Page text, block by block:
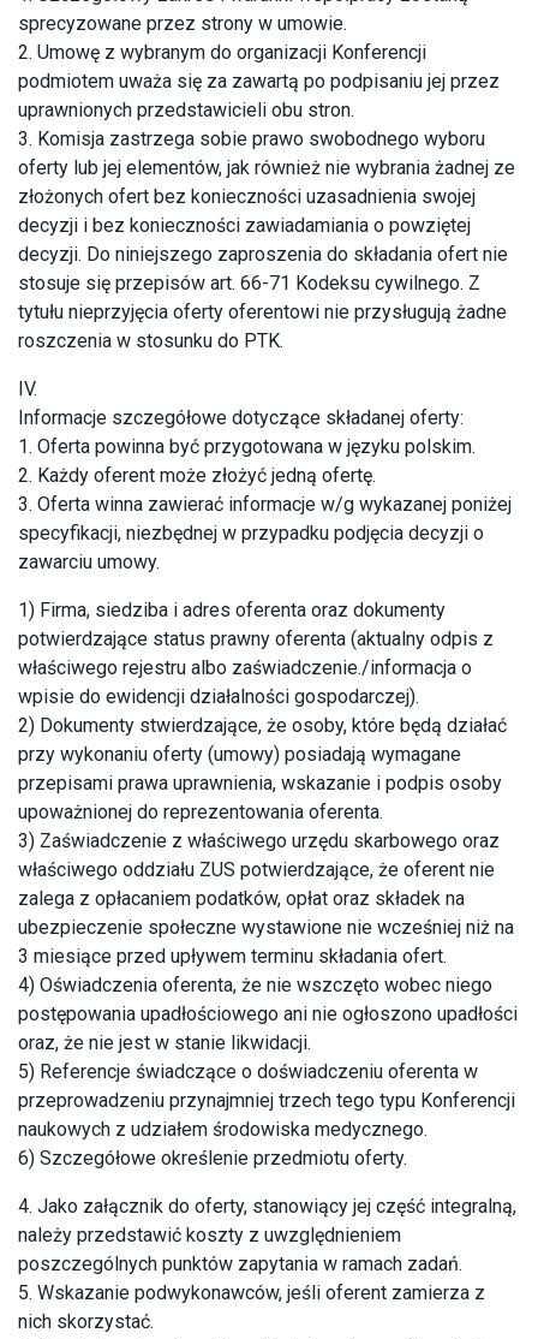
sprecyzowane przez strony w umowie.
2. Umowę z wybranym do organizacji Konferencji
podmiotem uważa się za zawartą po podpisaniu jej przez
uprawnionych przedstawicieli obu stron.
3. Komisja zastrzega sobie prawo swobodnego wyboru
oferty lub jej elementów, jak również nie wybrania żadnej ze
złożonych ofert bez konieczności uzasadnienia swojej
decyzji i bez konieczności zawiadamiania o powziętej
decyzji. Do niniejszego zaproszenia do składania ofert nie
stosuje się przepisów art. 66-71 Kodeksu cywilnego. Z
tytułu nieprzyjęcia oferty oferentowi nie przysługują żadne
roszczenia w stosunku do PTK.
IV.
Informacje szczegółowe dotyczące składanej oferty:
1. Oferta powinna być przygotowana w języku polskim.
2. Każdy oferent może złożyć jedną ofertę.
3. Oferta winna zawierać informacje w/g wykazanej poniżej
specyfikacji, niezbędnej w przypadku podjęcia decyzji o
zawarciu umowy.
1) Firma, siedziba i adres oferenta oraz dokumenty
potwierdzające status prawny oferenta (aktualny odpis z
właściwego rejestru albo zaświadczenie./informacja o
wpisie do ewidencji działalności gospodarczej).
2) Dokumenty stwierdzające, że osoby, które będą działać
przy wykonaniu oferty (umowy) posiadają wymagane
przepisami prawa uprawnienia, wskazanie i podpis osoby
upoważnionej do reprezentowania oferenta.
3) Zaświadczenie z właściwego urzędu skarbowego oraz
właściwego oddziału ZUS potwierdzające, że oferent nie
zalega z opłacaniem podatków, opłat oraz składek na
ubezpieczenie społeczne wystawione nie wcześniej niż na
3 miesiące przed upływem terminu składania ofert.
4) Oświadczenia oferenta, że nie wszczęto wobec niego
postępowania upadłościowego ani nie ogłoszono upadłości
oraz, że nie jest w stanie likwidacji.
5) Referencje świadczące o doświadczeniu oferenta w
przeprowadzeniu przynajmniej trzech tego typu Konferencji
naukowych z udziałem środowiska medycznego.
6) Szczegółowe określenie przedmiotu oferty.
4. Jako załącznik do oferty, stanowiący jej część integralną,
należy przedstawić koszty z uwzględnieniem
poszczególnych punktów zapytania w ramach zadań.
5. Wskazanie podwykonawców, jeśli oferent zamierza z
nich skorzystać.